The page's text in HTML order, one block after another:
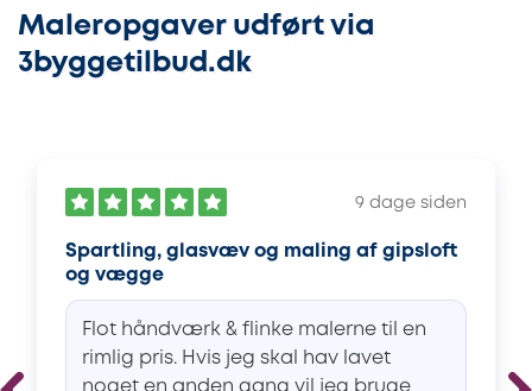
Maleropgaver udført via
3byggetilbud.dk
9 dage siden
Spartling, glasvæv og maling af gipsloft
og vægge
Flot håndværk & flinke malerne til en
rimlig pris. Hvis jeg skal hav lavet
noget en anden gang vil jeg bruge